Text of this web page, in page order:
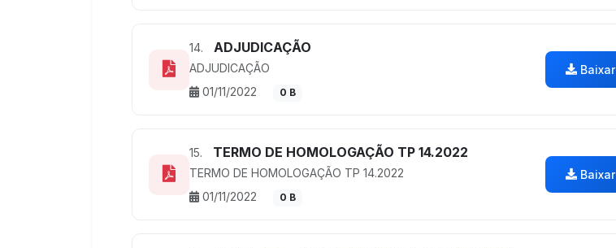
14. ADJUDICAÇÃO
ADJUDICAÇÃO
01/11/2022
0 B
Baixar
15. TERMO DE HOMOLOGAÇÃO TP 14.2022
TERMO DE HOMOLOGAÇÃO TP 14.2022
01/11/2022
0 B
Baixar